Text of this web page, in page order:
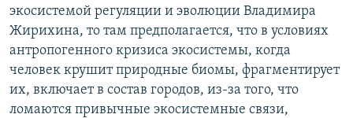
экосистемой регуляции и эволюции Владимира
Жирихина, то там предполагается, что в условиях
антропогенного кризиса экосистемы, когда
человек крушит природные биомы, фрагментирует
их, включает в состав городов, из-за того, что
ломаются привычные экосистемные связи,